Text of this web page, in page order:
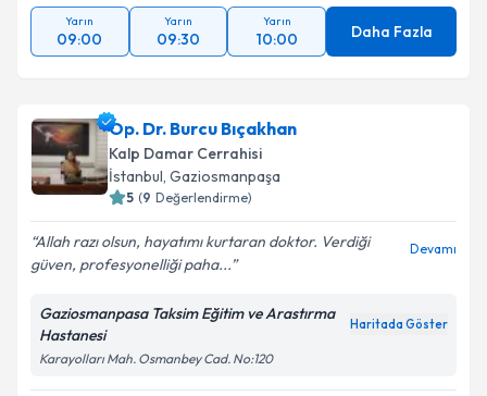
Yarın
09:00
Yarın
09:30
Yarın
10:00 Daha Fazla
Op. Dr. Burcu Bıçakhan
Kalp Damar Cerrahisi
İstanbul, Gaziosmanpaşa
5 (9 Değerlendirme)
Allah razı olsun, hayatımı kurtaran doktor. Verdiği
güven, profesyonelliği paha...
Devamı
Gaziosmanpasa Taksim Eğitim ve Arastırma
Hastanesi
Haritada Göster
Karayolları Mah. Osmanbey Cad. No:120